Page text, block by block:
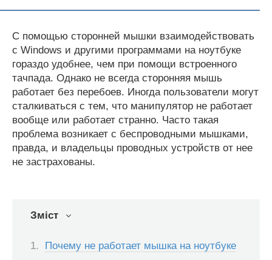
С помощью сторонней мышки взаимодействовать
с Windows и другими программами на ноутбуке
гораздо удобнее, чем при помощи встроенного
тачпада. Однако не всегда сторонняя мышь
работает без перебоев. Иногда пользователи могут
сталкиваться с тем, что манипулятор не работает
вообще или работает странно. Часто такая
проблема возникает с беспроводными мышками,
правда, и владельцы проводных устройств от нее
не застрахованы.
Зміст
Почему не работает мышка на ноутбуке